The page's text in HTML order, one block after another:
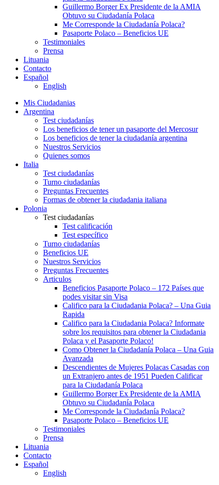
Guillermo Borger Ex Presidente de la AMIA
Obtuvo su Ciudadanía Polaca
Me Corresponde la Ciudadanía Polaca?
Pasaporte Polaco – Beneficios UE
Testimoniales
Prensa
Lituania
Contacto
Español
English
Mis Ciudadanias
Argentina
Test ciudadanías
Los beneficios de tener un pasaporte del Mercosur
Los beneficios de tener la ciudadanía argentina
Nuestros Servicios
Quienes somos
Italia
Test ciudadanías
Turno ciudadanías
Preguntas Frecuentes
Formas de obtener la ciudadania italiana
Polonia
Test ciudadanías
Test calificación
Test específico
Turno ciudadanías
Beneficios UE
Nuestros Servicios
Preguntas Frecuentes
Articulos
Beneficios Pasaporte Polaco – 172 Países que
podes visitar sin Visa
Califico para la Ciudadania Polaca? – Una Guia
Rapida
Califico para la Ciudadania Polaca? Informate
sobre los requisitos para obtener la Ciudadania
Polaca y el Pasaporte Polaco!
Como Obtener la Ciudadanía Polaca – Una Guia
Avanzada
Descendientes de Mujeres Polacas Casadas con
un Extranjero antes de 1951 Pueden Calificar
para la Ciudadanía Polaca
Guillermo Borger Ex Presidente de la AMIA
Obtuvo su Ciudadanía Polaca
Me Corresponde la Ciudadanía Polaca?
Pasaporte Polaco – Beneficios UE
Testimoniales
Prensa
Lituania
Contacto
Español
English